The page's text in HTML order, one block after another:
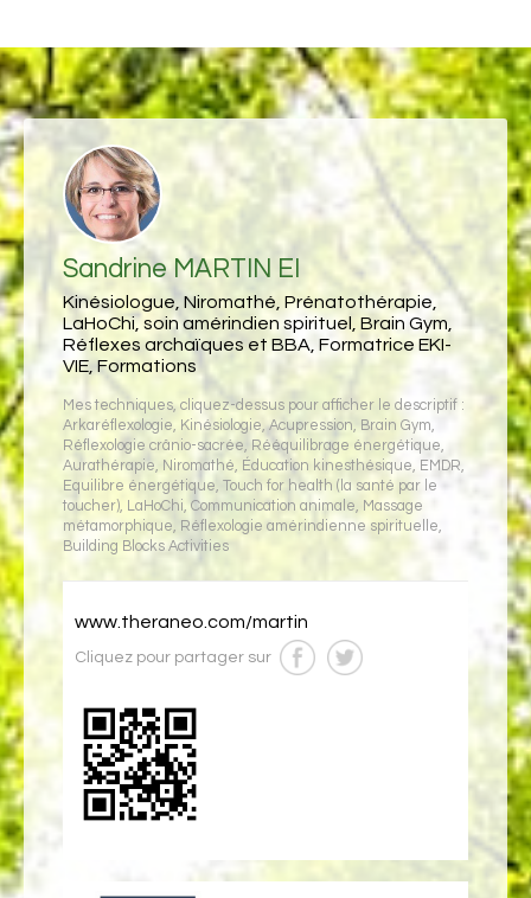
Sandrine MARTIN EI
Kinésiologue, Niromathé, Prénatothérapie,
LaHoChi, soin amérindien spirituel, Brain Gym,
Réflexes archaïques et BBA, Formatrice EKI-
VIE, Formations
Mes techniques, cliquez-dessus pour afficher le descriptif :
Arkaréflexologie, Kinésiologie,Acupression, Brain Gym,
Réflexologie crânio-sacrée, Rééquilibrage énergétique,
Aurathérapie, Niromathé, Éducation kinesthésique, EMDR,
Equilibre énergétique, Touch for health (la santé par le
toucher), LaHoChi, Communication animale, Massage
métamorphique, Réflexologie amérindienne spirituelle,
Building Blocks Activities
www.theraneo.com/martin
Cliquez pour partager sur